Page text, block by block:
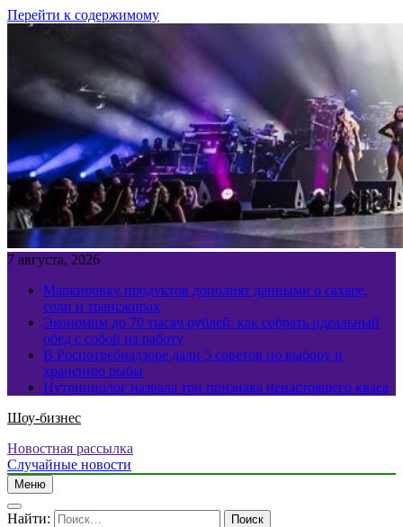
Перейти к содержимому
7 августа, 2026
Маркировку продуктов дополнят данными о сахаре,
соли и трансжирах
Экономим до 70 тысяч рублей: как собрать идеальный
обед с собой на работу
В Роспотребнадзоре дали 5 советов по выбору и
хранению рыбы
Нутрициолог назвала три признака ненастоящего кваса
Шоу-бизнес
Новостная рассылка
Случайные новости
Меню
Найти: